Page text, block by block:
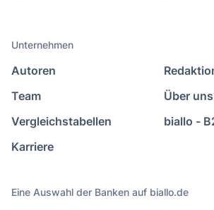
Unternehmen
Autoren
Team
Vergleichstabellen
Karriere
Über uns
biallo -
Eine Auswahl der Banken auf biallo.de